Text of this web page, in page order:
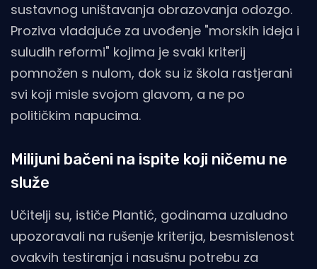
sustavnog uništavanja obrazovanja odozgo.
Proziva vladajuće za uvođenje "morskih ideja i
suludih reformi" kojima je svaki kriterij
pomnožen s nulom, dok su iz škola rastjerani
svi koji misle svojom glavom, a ne po
političkim napucima.
Milijuni bačeni na ispite koji ničemu ne
služe
Učitelji su, ističe Plantić, godinama uzaludno
upozoravali na rušenje kriterija, besmislenost
ovakvih testiranja i nasušnu potrebu za